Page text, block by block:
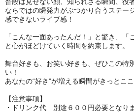
ならではの瞬発力がぶつかり合うステー
感できないライブ感！
「こんな一面あったんだ！」と驚き、「
と心がほどけていく時間を約束します。
舞台好きも、お笑い好きも、ぜひこの特
い！
あなたの“好き”が増える瞬間がきっとこ
【注意事項】
・ドリンク代 別途６００円必要となりま